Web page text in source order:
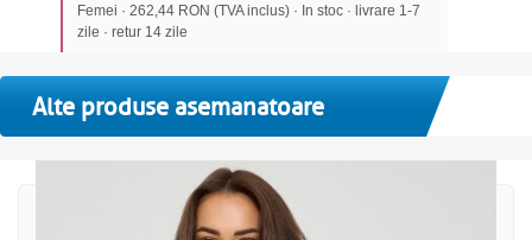
Femei · 262,44 RON (TVA inclus) · In stoc · livrare 1-7
zile · retur 14 zile
Alte produse asemanatoare